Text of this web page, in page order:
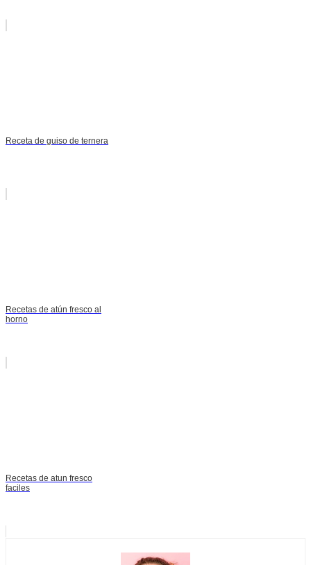
Receta de guiso de ternera
Recetas de atún fresco al
horno
Recetas de atun fresco
faciles